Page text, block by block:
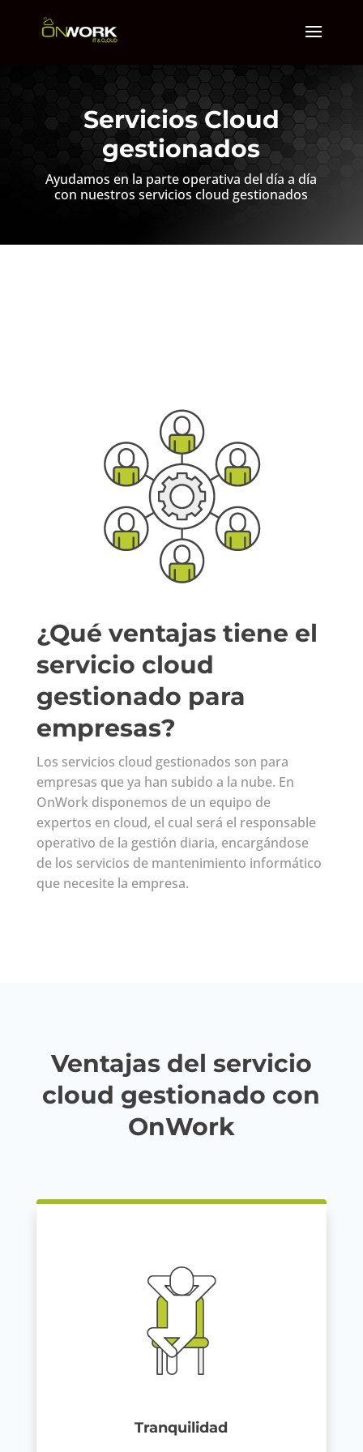
Servicios Cloud
gestionados
Ayudamos en la parte operativa del día a día
con nuestros servicios cloud gestionados
¿Qué ventajas tiene el
servicio cloud
gestionado para
empresas?
Los servicios cloud gestionados son para
empresas que ya han subido a la nube. En
OnWork disponemos de un equipo de
expertos en cloud, el cual será el responsable
operativo de la gestión diaria, encargándose
de los servicios de mantenimiento informático
que necesite la empresa.
Ventajas del servicio
cloud gestionado con
OnWork
Tranquilidad